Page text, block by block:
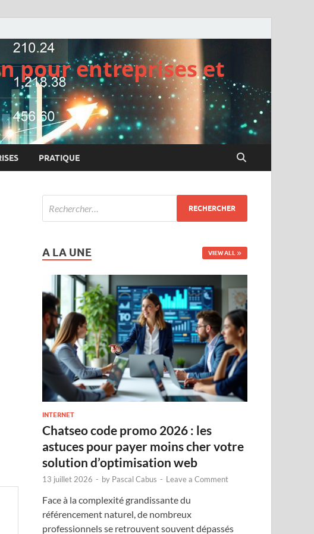
pour entreprises et
PRATIQUE
A LA UNE VIEW ALL
INTERNET
Chatseo code promo 2026 : les
astuces pour payer moins cher votre
solution d’optimisation web
13 juillet 2026 - by Pascal Cabus - Leave a Comment
Face à la complexité grandissante du
référencement naturel, de nombreux
professionnels se retrouvent souvent dépassés